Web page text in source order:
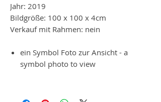
Jahr: 2019
Bildgröße: 100 x 100 x 4cm
Verkauf mit Rahmen: nein
ein Symbol Foto zur Ansicht - a
symbol photo to view